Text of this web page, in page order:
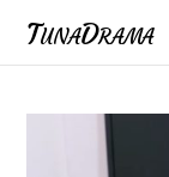
TunaDrama